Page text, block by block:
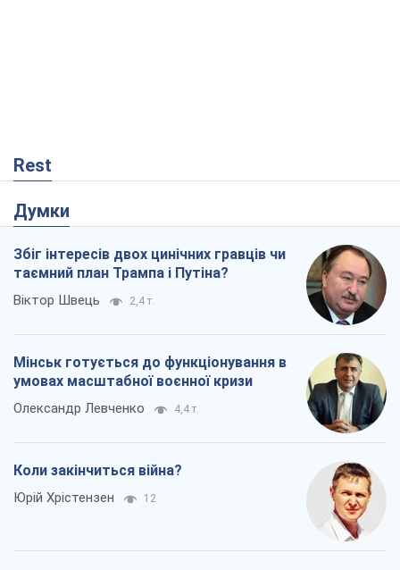
Rest
Думки
Збіг інтересів двох цинічних гравців чи
таємний план Трампа і Путіна?
Віктор Швець 2,4 т.
Мінськ готується до функціонування в
умовах масштабної воєнної кризи
Олександр Левченко 4,4 т.
Коли закінчиться війна?
Юрій Хрістензен 12